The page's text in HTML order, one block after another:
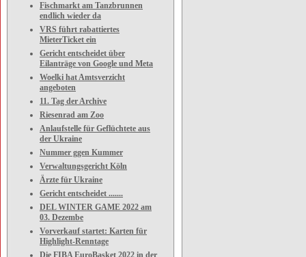
Fischmarkt am Tanzbrunnen
endlich wieder da
VRS führt rabattiertes
MieterTicket ein
Gericht entscheidet über
Eilanträge von Google und Meta
Woelki hat Amtsverzicht
angeboten
11. Tag der Archive
Riesenrad am Zoo
Anlaufstelle für Geflüchtete aus
der Ukraine
Nummer ggen Kummer
Verwaltungsgericht Köln
Ärzte für Ukraine
Gericht entscheidet .......
DEL WINTER GAME 2022 am
03. Dezembe
Vorverkauf startet: Karten für
Highlight-Renntage
Die FIBA EuroBasket 2022 in der